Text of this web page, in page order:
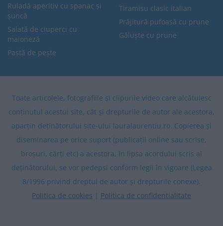
Ruladă aperitiv cu spanac și
șuncă
Salată de ciuperci cu
maioneză
Pastă de pește
Tiramisu clasic italian
Prăjitură pufoasă cu prune
Găluște cu prune
Toate articolele, fotografiile și clipurile video care alcătuiesc
conținutul acestui site, cât și drepturile de autor ale acestora,
aparțin deținătorului site-ului lauralaurentiu.ro. Copierea și
diseminarea pe orice suport (publicații online sau scrise,
broșuri, cărți etc) a acestora, în lipsa acordului scris al
deținătorului, se vor pedepsi conform legii în vigoare (Legea
8/1996 privind dreptul de autor și drepturile conexe).
Politica de cookies | Politica de confidentialitate